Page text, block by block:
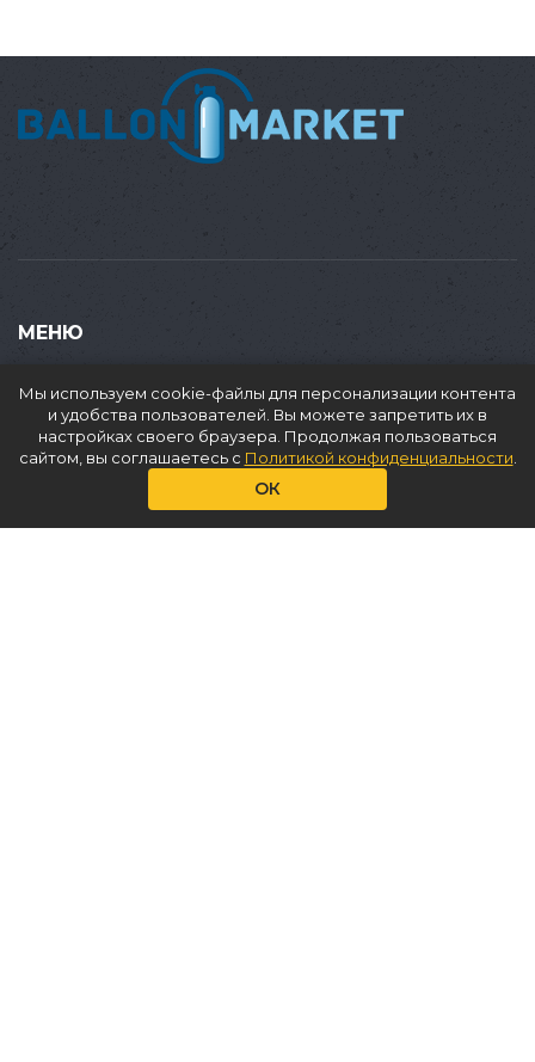
МЕНЮ
Продать
Доставка
Мы используем cookie-файлы для персонализации контента
и удобства пользователей. Вы можете запретить их в
настройках своего браузера. Продолжая пользоваться
сайтом, вы соглашаетесь с Политикой конфиденциальности
ОК